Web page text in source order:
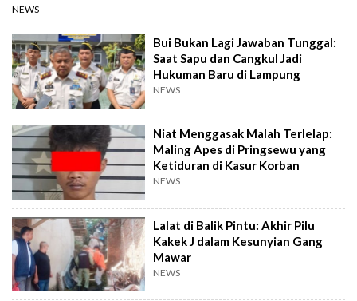
NEWS
Bui Bukan Lagi Jawaban Tunggal:
Saat Sapu dan Cangkul Jadi
Hukuman Baru di Lampung
NEWS
Niat Menggasak Malah Terlelap:
Maling Apes di Pringsewu yang
Ketiduran di Kasur Korban
NEWS
Lalat di Balik Pintu: Akhir Pilu
Kakek J dalam Kesunyian Gang
Mawar
NEWS